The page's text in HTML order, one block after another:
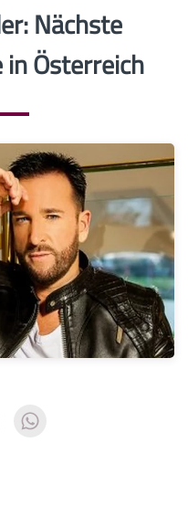
Nächste
Österreich